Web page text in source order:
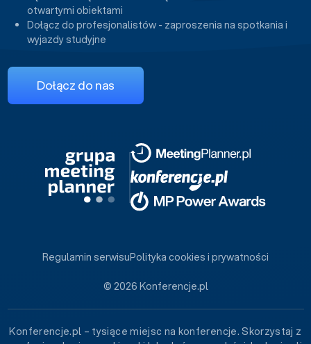
otwartymi obiektami
Dołącz do profesjonalistów - zaproszenia na spotkania i
wyjazdy studyjne
Dołącz do nas
© 2026 Konferencje.pl
Regulamin serwisuPolityka cookies i prywatności
Konferencje.pl – tysiące miejsc na konferencje. Skorzystaj z